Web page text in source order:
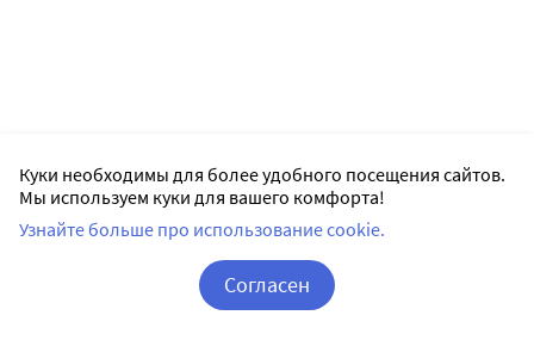
Куки необходимы для более удобного посещения сайтов.
Мы используем куки для вашего комфорта!
Узнайте больше про использование cookie.
Согласен